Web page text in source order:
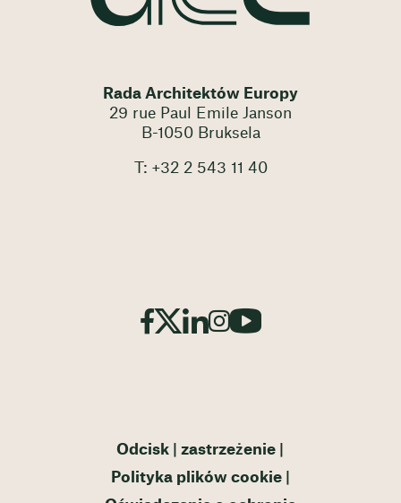
Rada Architektów Europy
29 rue Paul Emile Janson
B-1050 Bruksela
T: +32 2 543 11 40
Odcisk
zastrzeżenie
Polityka plików cookie